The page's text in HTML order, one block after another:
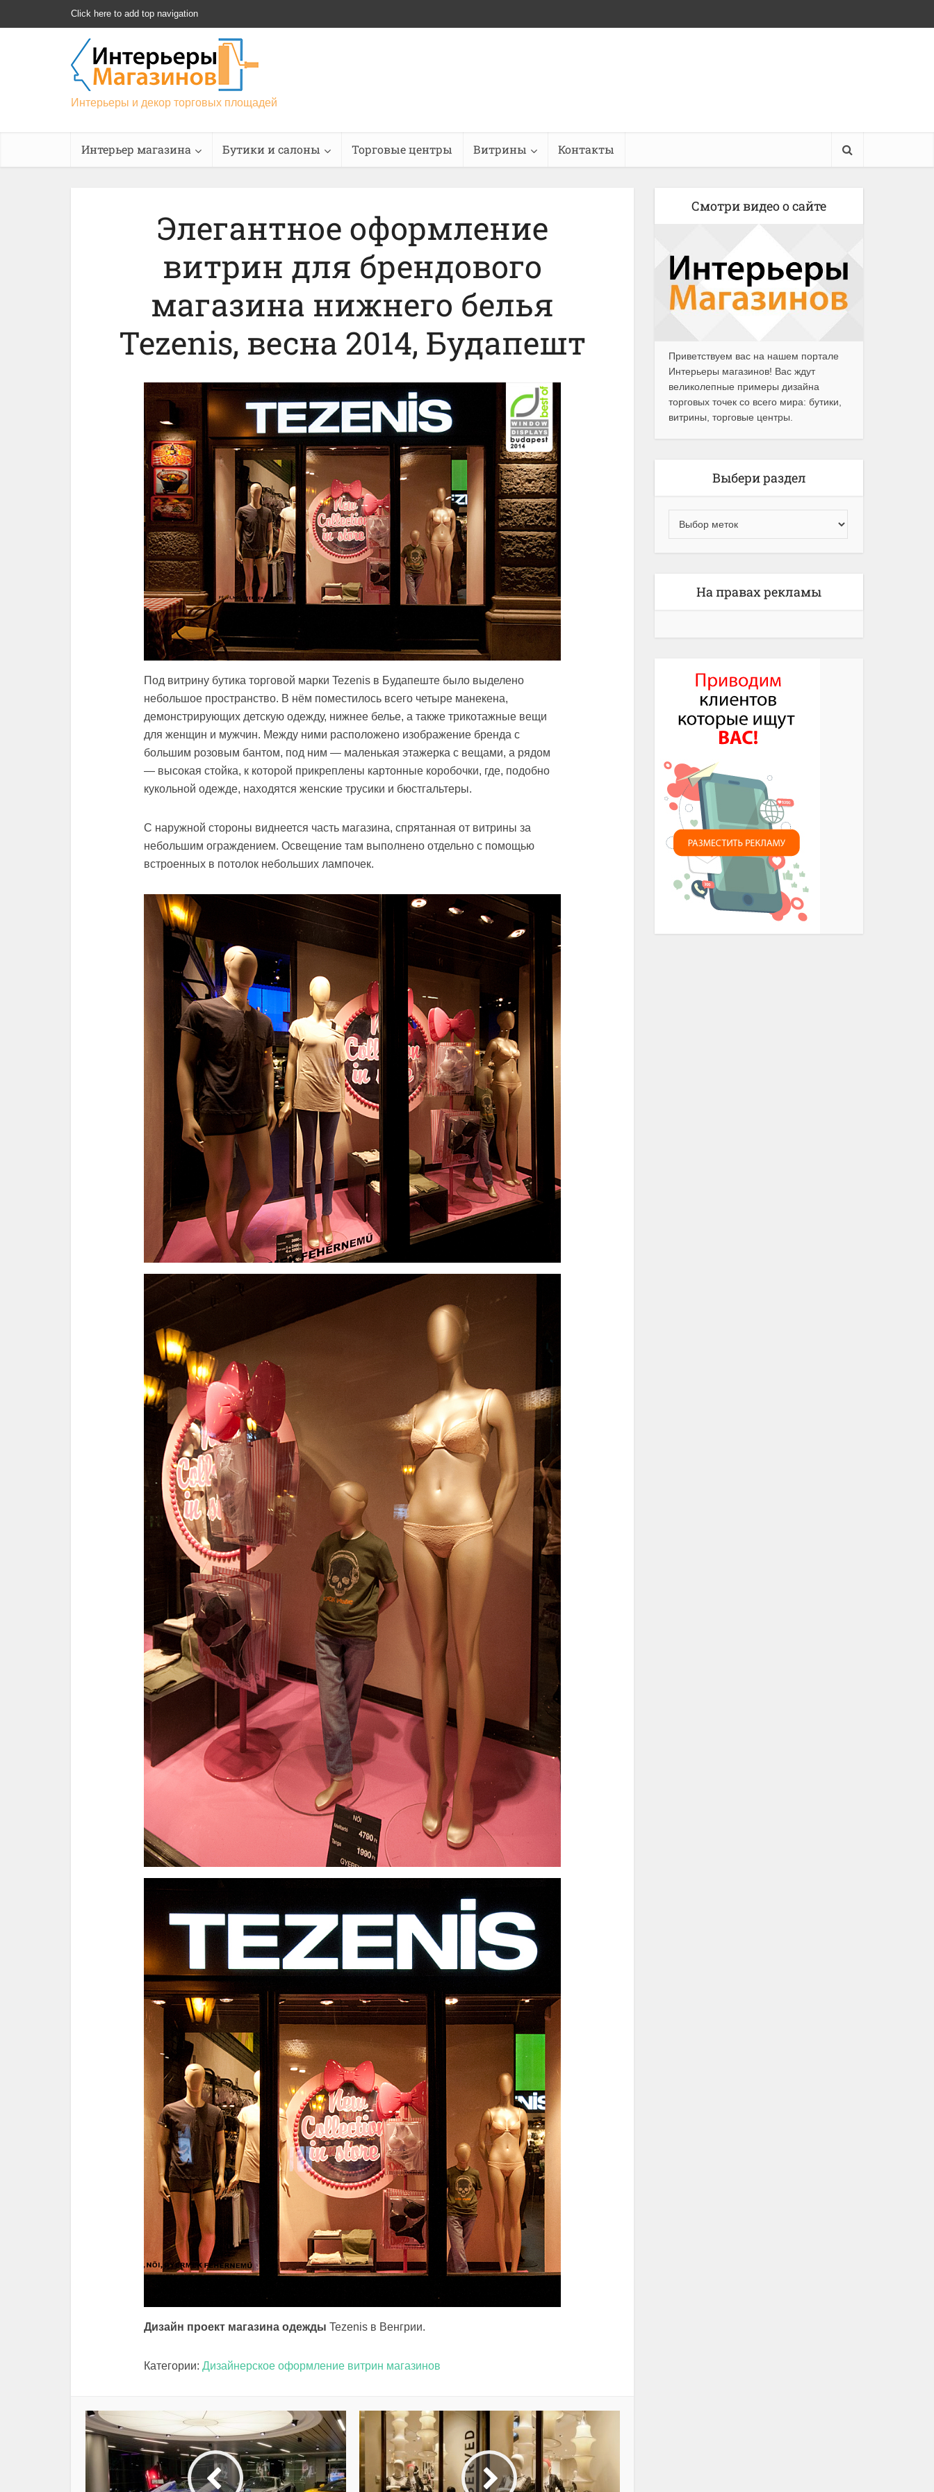
Click here to add top navigation
Интерьеры и декор торговых площадей
Интерьер магазина Бутики и салоны Торговые центры Витрины Контакты
Элегантное оформление
витрин для брендового
магазина нижнего белья
Tezenis, весна 2014, Будапешт
Под витрину бутика торговой марки Tezenis в Будапеште было выделено
небольшое пространство. В нём поместилось всего четыре манекена,
демонстрирующих детскую одежду, нижнее белье, а также трикотажные вещи
для женщин и мужчин. Между ними расположено изображение бренда с
большим розовым бантом, под ним — маленькая этажерка с вещами, а рядом
— высокая стойка, к которой прикреплены картонные коробочки, где, подобно
кукольной одежде, находятся женские трусики и бюстгальтеры.
С наружной стороны виднеется часть магазина, спрятанная от витрины за
небольшим ограждением. Освещение там выполнено отдельно с помощью
встроенных в потолок небольших лампочек.
Дизайн проект магазина одежды Tezenis в Венгрии.
Категории: Дизайнерское оформление витрин магазинов
Смотри видео о сайте
Приветствуем вас на нашем портале
Интерьеры магазинов! Вас ждут
великолепные примеры дизайна
торговых точек со всего мира: бутики,
витрины, торговые центры.
Выбери раздел
На правах рекламы